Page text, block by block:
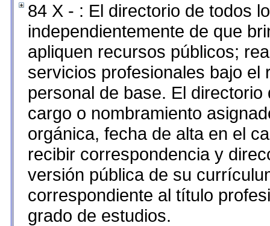
84 X - : El directorio de todos
independientemente de que
apliquen recursos públicos;
servicios profesionales bajo el
personal de base. El
cargo o nombramiento
orgánica, fecha de alta en el
recibir correspondencia y
versión pública de su
correspondiente al título
grado de estudios.